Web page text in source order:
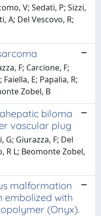
V; Sedati, P; Sizzi,
A; Del Vescovo, R;
F; Carcione, F;
E; Papalia, R;
Zobel, B
biloma
vascular plug
G; Giurazza, F; Del
R L; Beomonte Zobel,
malformation
embolized with
(Onyx).